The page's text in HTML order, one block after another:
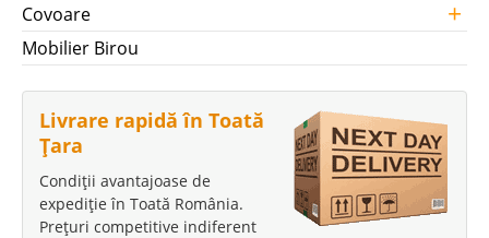
Covoare +
Mobilier Birou
Livrare rapidă în Toată
Țara
Condiții avantajoase de
expediție în Toată România.
Prețuri competitive indiferent